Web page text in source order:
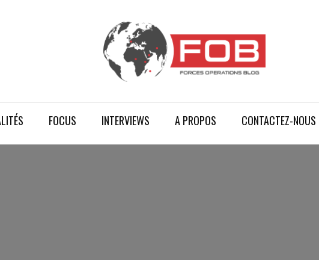
FOCUS INTERVIEWS A PROPOS CONTACTEZ-NOUS